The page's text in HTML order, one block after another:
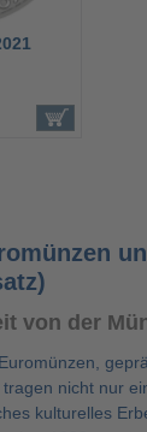
von der
tragen nicht nur
kulturelles